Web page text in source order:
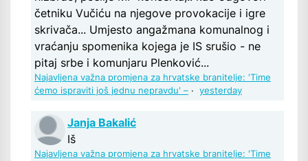
četniku Vučiću na njegove provokacije i igre
skrivača... Umjesto angažmana komunalnog i
vraćanju spomenika kojega je IS srušio - ne
pitaj srbe i komunjaru Plenković...
Najavljena važna promjena za hrvatske branitelje: 'Time
ćemo ispraviti još jednu nepravdu' – · yesterday
Janja Bakalić
Iš
Najavljena važna promjena za hrvatske branitelje: 'Time